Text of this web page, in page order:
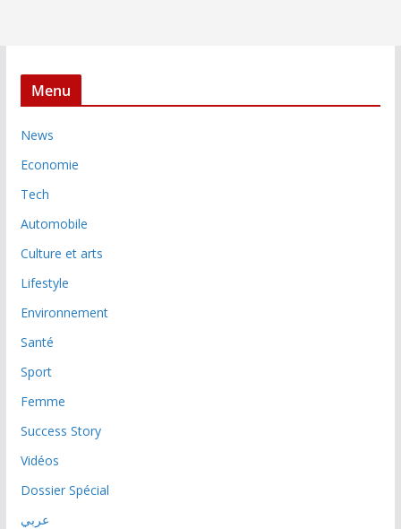
Menu
News
Economie
Tech
Automobile
Culture et arts
Lifestyle
Environnement
Santé
Sport
Femme
Success Story
Vidéos
Dossier Spécial
عربي